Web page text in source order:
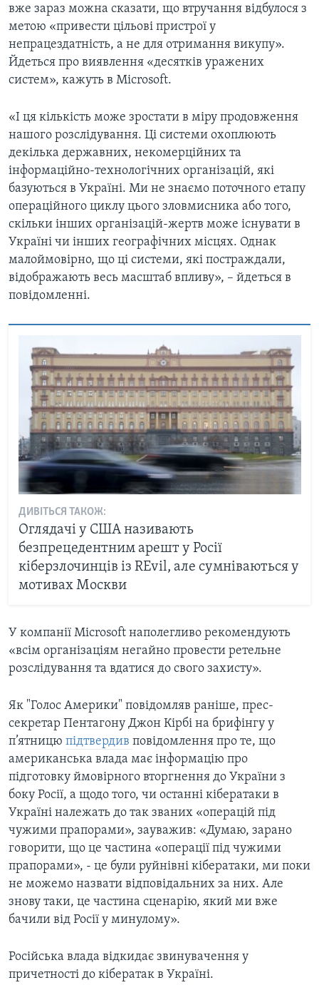
вже зараз можна сказати, що втручання відбулося з
метою «привести цільові пристрої у
непрацездатність, а не для отримання викупу».
Йдеться про виявлення «десятків уражених
систем», кажуть в Microsoft.
«І ця кількість може зростати в міру продовження
нашого розслідування. Ці системи охоплюють
декілька державних, некомерційних та
інформаційно-технологічних організацій, які
базуються в Україні. Ми не знаємо поточного етапу
операційного циклу цього зловмисника або того,
скільки інших організацій-жертв може існувати в
Україні чи інших географічних місцях. Однак
малоймовірно, що ці системи, які постраждали,
відображають весь масштаб впливу», – йдеться в
повідомленні.
ДИВІТЬСЯ ТАКОЖ:
Оглядачі у США називають
безпрецедентним арешт у Росії
кіберзлочинців із REvil, але сумніваються у
мотивах Москви
У компанії Microsoft наполегливо рекомендують
«всім організаціям негайно провести ретельне
розслідування та вдатися до свого захисту».
Як "Голос Америки" повідомляв раніше, прес-
секретар Пентагону Джон Кірбі на брифінгу у
п’ятницю підтвердив повідомлення про те, що
американська влада має інформацію про
підготовку ймовірного вторгнення до України з
боку Росії, а щодо того, чи останні кібератаки в
Україні належать до так званих «операцій під
чужими прапорами», зауважив: «Думаю, зарано
говорити, що це частина «операції під чужими
прапорами», - це були руйнівні кібератаки, ми поки
не можемо назвати відповідальних за них. Але
знову таки, це частина сценарію, який ми вже
бачили від Росії у минулому».
Російська влада відкидає звинувачення у
причетності до кібератак в Україні.